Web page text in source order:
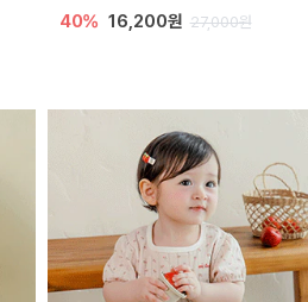
40% 16,200원 27,000원